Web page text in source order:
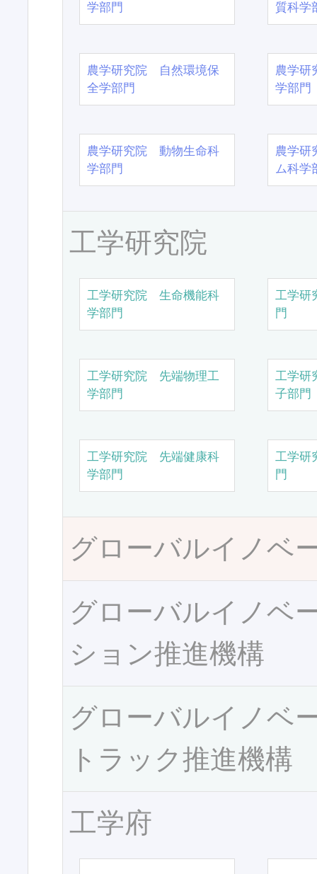
学部門
質科学
農学研究院 自然環境保
全学部門
農学
学部門
農学研究院 動物生命科
学部門
農学
ム科学
工学研究院
工学研究院 生命機能科
学部門
工学研
門
工学研究院 先端物理工
学部門
工学研
子部門
工学研究院 先端健康科
学部門
工学研
門
グローバルイノベ
グローバルイノベ
ション推進機構
グローバルイノベ
トラック推進機構
工学府